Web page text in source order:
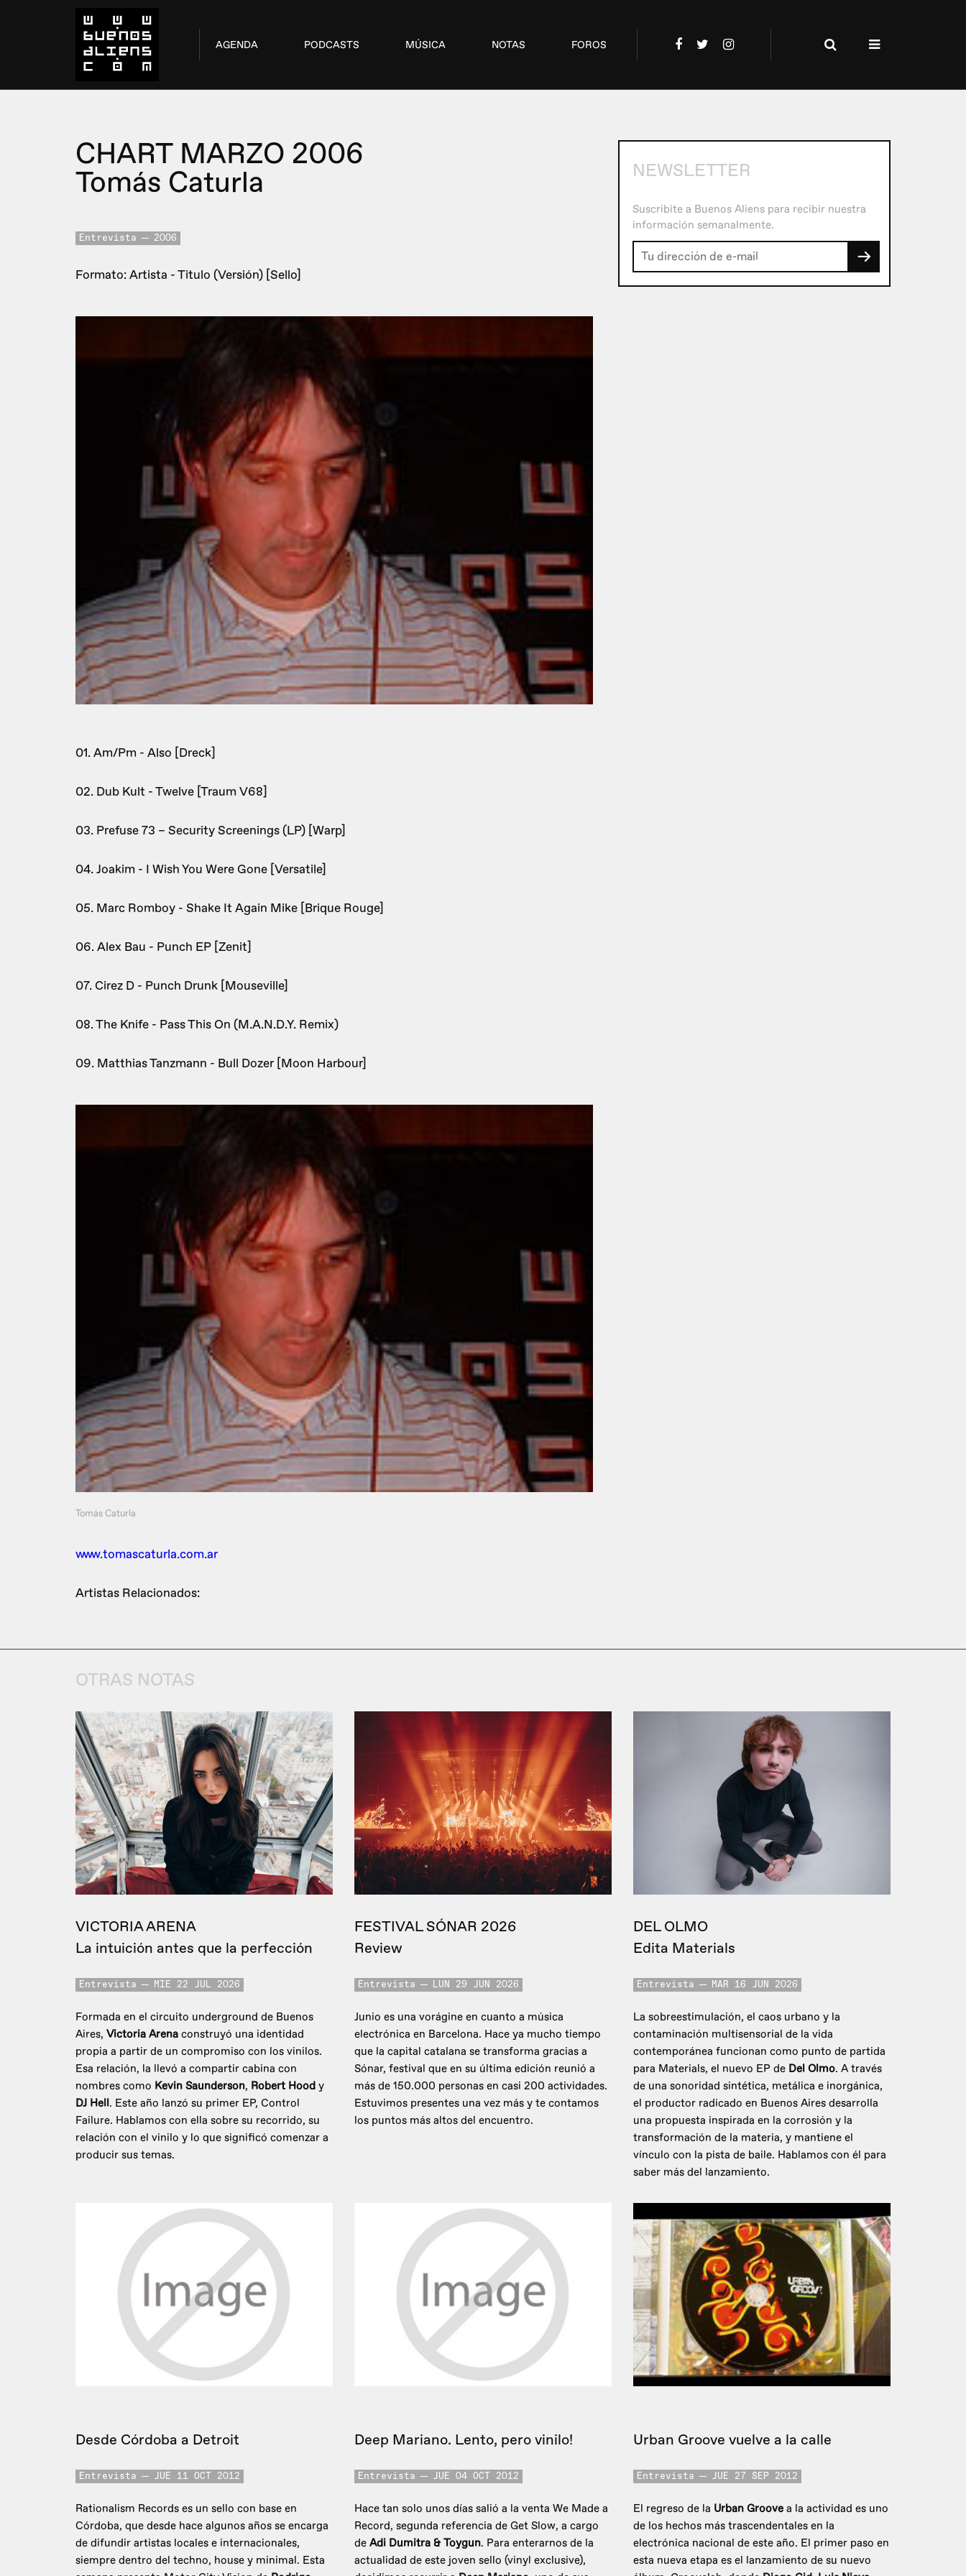
AGENDA PODCASTS MÚSICA NOTAS FOROS
CHART MARZO 2006
Tomás Caturla
Entrevista 2006
Formato: Artista - Titulo (Versión) [Sello]
01. Am/Pm - Also [Dreck]
02. Dub Kult - Twelve [Traum V68]
03. Prefuse 73 – Security Screenings (LP) [Warp]
04. Joakim - I Wish You Were Gone [Versatile]
05. Marc Romboy - Shake It Again Mike [Brique Rouge]
06. Alex Bau - Punch EP [Zenit]
07. Cirez D - Punch Drunk [Mouseville]
08. The Knife - Pass This On (M.A.N.D.Y. Remix)
09. Matthias Tanzmann - Bull Dozer [Moon Harbour]
Tomás Caturla
www.tomascaturla.com.ar
Artistas Relacionados:
NEWSLETTER
Suscribite a Buenos Aliens para recibir nuestra
información semanalmente.
→
OTRAS NOTAS
VICTORIA ARENA
La intuición antes que la perfección
Entrevista MIE 22 JUL 2026
Formada en el circuito underground de Buenos
Aires, Victoria Arena construyó una identidad
propia a partir de un compromiso con los vinilos.
Esa relación, la llevó a compartir cabina con
nombres como Kevin Saunderson, Robert Hood y
DJ Hell. Este año lanzó su primer EP, Control
Failure. Hablamos con ella sobre su recorrido, su
relación con el vinilo y lo que significó comenzar a
producir sus temas.
FESTIVAL SÓNAR 2026
Review
Entrevista LUN 29 JUN 2026
Junio es una vorágine en cuanto a música
electrónica en Barcelona. Hace ya mucho tiempo
que la capital catalana se transforma gracias a
Sónar, festival que en su última edición reunió a
más de 150.000 personas en casi 200 actividades.
Estuvimos presentes una vez más y te contamos
los puntos más altos del encuentro.
DEL OLMO
Edita Materials
Entrevista MAR 16 JUN 2026
La sobreestimulación, el caos urbano y la
contaminación multisensorial de la vida
contemporánea funcionan como punto de partida
para Materials, el nuevo EP de Del Olmo. A través
de una sonoridad sintética, metálica e inorgánica,
el productor radicado en Buenos Aires desarrolla
una propuesta inspirada en la corrosión y la
transformación de la materia, y mantiene el
vínculo con la pista de baile. Hablamos con él para
saber más del lanzamiento.
Desde Córdoba a Detroit
Entrevista JUE 11 OCT 2012
Rationalism Records es un sello con base en
Córdoba, que desde hace algunos años se encarga
de difundir artistas locales e internacionales,
siempre dentro del techno, house y minimal. Esta
Deep Mariano. Lento, pero vinilo!
Entrevista JUE 04 OCT 2012
Hace tan solo unos días salió a la venta We Made a
Record, segunda referencia de Get Slow, a cargo
de Adi Dumitra & Toygun. Para enterarnos de la
actualidad de este joven sello (vinyl exclusive),
Urban Groove vuelve a la calle
Entrevista JUE 27 SEP 2012
El regreso de la Urban Groove a la actividad es uno
de los hechos más trascendentales en la
electrónica nacional de este año. El primer paso en
esta nueva etapa es el lanzamiento de su nuevo